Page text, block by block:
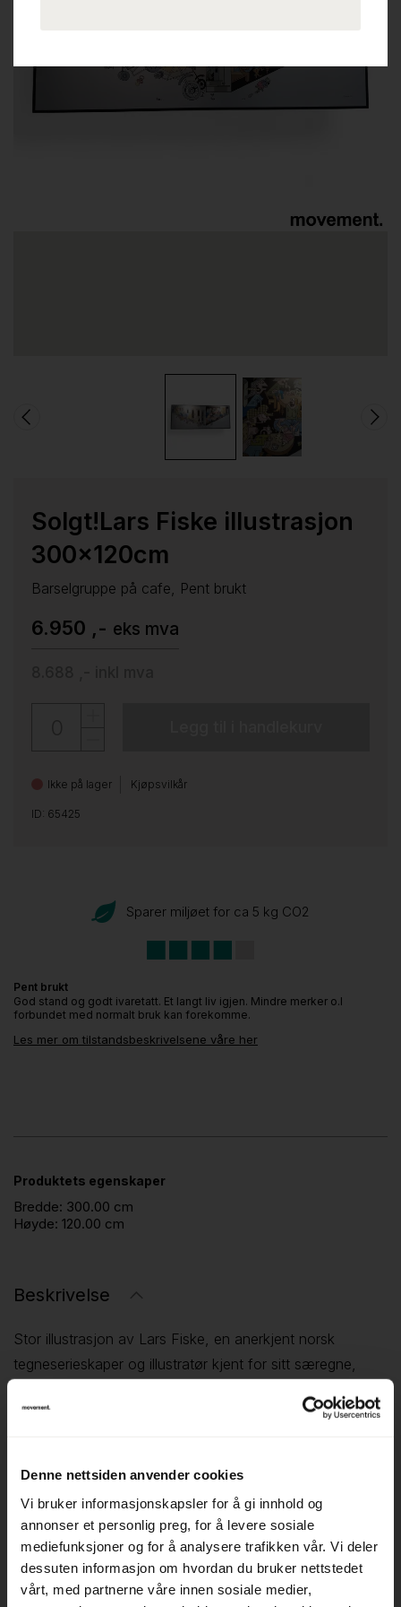
Denne nettsiden anvender cookies
Vi bruker informasjonskapsler for å gi innhold og
annonser et personlig preg, for å levere sosiale
mediefunksjoner og for å analysere trafikken vår. Vi deler
dessuten informasjon om hvordan du bruker nettstedet
vårt, med partnerne våre innen sosiale medier,
Solgt!Lars Fiske illustrasjon
300x120cm
Barselgruppe på cafe, Pent brukt
6.950 ,- eks mva
Ikke på lager Kjøpsvilkår
ID: 65425
Sparer miljøet for ca 5 kg CO2
Pent brukt
God stand og godt ivaretatt. Et langt liv igjen. Mindre merker o.l
forbundet med normalt bruk kan forekomme.
Les mer om tilstandsbeskrivelsene våre her
Produktets egenskaper
Bredde: 300.00 cm
Høyde: 120.00 cm
Beskrivelse
Stor illustrasjon av Lars Fiske, en anerkjent norsk
tegneserieskaper og illustratør kjent for sitt særegne,
Brageprisen, og er en sentral skikkelse innen norsk
gjenkjennelige stil. Illustrasjonen har et lekent og
humoristisk preg, med mange små elementer som gir liv til
bildet.
Illustrasjonen er trykket på kappapapp og innrammet i en